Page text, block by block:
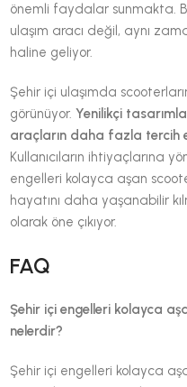
önemli faydalar sunmakta.
ulaşım aracı değil, aynı
haline geliyor.
Şehir içi ulaşımda
görünüyor.Yenilikçi
araçların daha fazla tercih
Kullanıcıların ihtiyaçlarına
engelleri kolayca aşan
hayatını daha yaşanabilir
olarak öne çıkıyor.
FAQ
Şehir içi engelleri kolayca
nelerdir?
Şehir içi engelleri kolayca